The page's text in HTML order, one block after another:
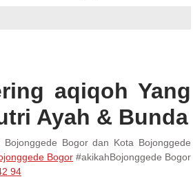
aqiqoh Yang
Ayah & Bunda
Bogor dan Kota Bojonggede
Bogor #akikahBojonggede Bogor
94